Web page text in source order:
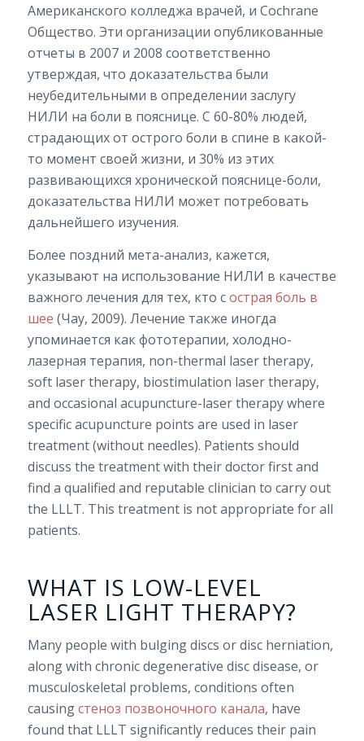
Американского колледжа врачей, и Cochrane
Общество. Эти организации опубликованные
отчеты в 2007 и 2008 соответственно
утверждая, что доказательства были
неубедительными в определении заслугу
НИЛИ на боли в пояснице. С 60-80% людей,
страдающих от острого боли в спине в какой-
то момент своей жизни, и 30% из этих
развивающихся хронической пояснице-боли,
доказательства НИЛИ может потребовать
дальнейшего изучения.
Более поздний мета-анализ, кажется,
указывают на использование НИЛИ в качестве
важного лечения для тех, кто сострая боль в
шее (Чау, 2009). Лечение также иногда
упоминается как фототерапии, холодно-
лазерная терапия, non-thermal laser therapy,
soft laser therapy, biostimulation laser therapy,
and occasional acupuncture-laser therapy where
specific acupuncture points are used in laser
treatment (without needles). Patients should
discuss the treatment with their doctor first and
find a qualified and reputable clinician to carry out
the LLLT. This treatment is not appropriate for all
patients.
WHAT IS LOW-LEVEL
LASER LIGHT THERAPY?
Many people with bulging discs or disc herniation,
along with chronic degenerative disc disease, or
musculoskeletal problems, conditions often
causingстеноз позвоночного канала, have
found that LLLT significantly reduces their pain